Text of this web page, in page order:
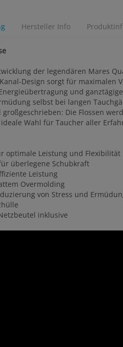
Hersteller Info
der legendären Mares
Design sorgt für
und
selbst bei langen
Die Flossen
Wahl für Taucher aller
optimale Leistung und Flexibilität
überlegene Schubkraft
Leistung
Overmolding
von Stress und
inklusive